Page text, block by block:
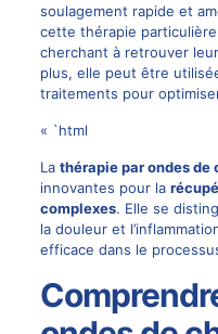
soulagement rapide et
cette thérapie
cherchant à retrouver
plus, elle peut être
traitements pour
« `html
La thérapie par ondes de
innovantes pour la
complexes. Elle se
la douleur et
efficace dans le